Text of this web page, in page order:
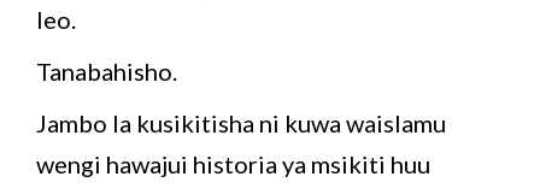
leo.
Tanabahisho.
Jambo la kusikitisha ni kuwa waislamu
wengi hawajui historia ya msikiti huu